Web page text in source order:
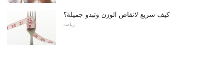
كيف سريع لانقاص الوزن وتبدو جميلة؟
رياضة